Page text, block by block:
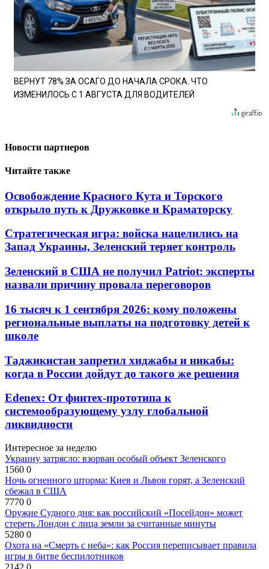
ВЕРНУТ 78% ЗА ОСАГО ДО НАЧАЛА СРОКА. ЧТО
ИЗМЕНИЛОСЬ С 1 АВГУСТА ДЛЯ ВОДИТЕЛЕЙ
Новости партнеров
Читайте также
Освобождение Красного Кута и Торского
открыло путь к Дружковке и Краматорску
Стратегическая игра: войска нацелились на
Запад Украины, Зеленский теряет контроль
Зеленский в США не получил Patriot: эксперты
назвали причину провала переговоров
16 тысяч к 1 сентября 2026: кому положены
региональные выплаты на подготовку детей к
школе
Таджикистан запретил хиджабы и никабы:
когда в России дойдут до такого же решения
Edenex: От финтех-прототипа к
системообразующему узлу глобальной
ликвидности
Интересное за неделю
Украину затрясло: взорван особый объект Зеленского
1560 0
Ночь огненного шторма: Киев и Львов горят, а Зеленский
сбежал в США
7770 0
Оружие Судного дня: как российский «Посейдон» может
стереть Лондон с лица земли за считанные минуты
5280 0
Охота на «Смерть с неба»: как Россия переписывает правила
игры в битве беспилотников
2142 0